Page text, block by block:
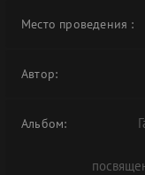
Место проведения :
Автор:
Альбом: